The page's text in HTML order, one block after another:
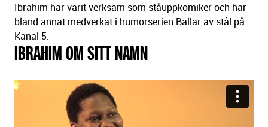
Ibrahim har varit verksam som ståuppkomiker och har
bland annat medverkat i humorserien Ballar av stål på
Kanal 5.
IBRAHIM OM SITT NAMN